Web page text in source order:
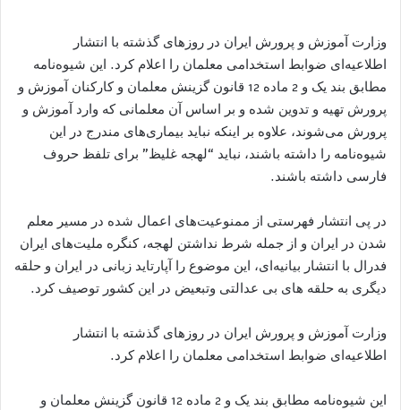
وزارت آموزش و پرورش ایران در روزهای گذشته با انتشار
اطلاعیه‌ای ضوابط استخدامی معلمان را اعلام کرد. این شیوه‌نامه
مطابق بند یک و 2 ماده 12 قانون گزینش معلمان و کارکنان آموزش و
پرورش تهیه و تدوین شده و بر اساس آن معلمانی که وارد آموزش و
پرورش می‌شوند، علاوه بر اینکه نباید بیماری‌های مندرج در این
شیوه‌نامه را داشته باشند، نباید “لهجه غلیظ” برای تلفظ حروف
فارسی داشته باشند.
در پی انتشار فهرستی از ممنوعیت‌های اعمال شده در مسیر معلم
شدن در ایران و از جمله شرط نداشتن لهجه، کنگره ملیت‌های ایران
فدرال با انتشار بیانیه‌ای، این موضوع را آپارتاید زبانی در ایران و حلقه
دیگری به حلقه های بی عدالتی وتبعیض در این کشور توصیف کرد.
وزارت آموزش و پرورش ایران در روزهای گذشته با انتشار
اطلاعیه‌ای ضوابط استخدامی معلمان را اعلام کرد.
این شیوه‌نامه مطابق بند یک و 2 ماده 12 قانون گزینش معلمان و